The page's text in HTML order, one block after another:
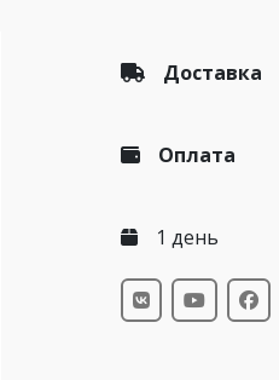
Доставка
Оплата
1 день